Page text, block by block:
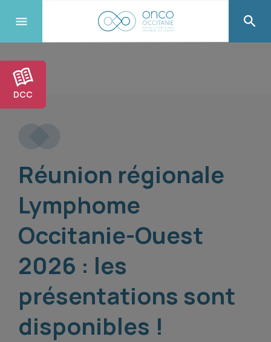
DCC
Réunion régionale
Lymphome
Occitanie-Ouest
2026 : les
présentations sont
disponibles !